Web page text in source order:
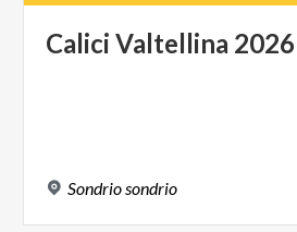
Calici Valtellina 2026
Sondrio sondrio